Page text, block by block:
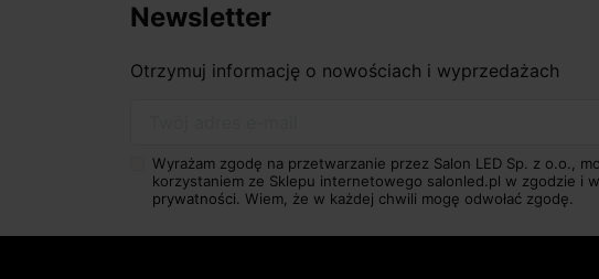
Newsletter
Otrzymuj informację o nowościach i wyprzedażach
Wyrażam zgodę na przetwarzanie przez Salon LED Sp. z o.o.,
korzystaniem ze Sklepu internetowego salonled.pl w zgodzie i
prywatności. Wiem, że w każdej chwili mogę odwołać zgodę.